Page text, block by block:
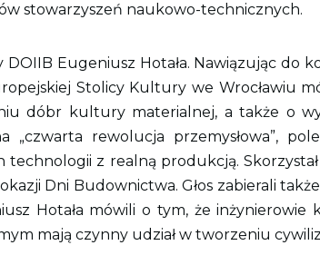
stowarzyszeń naukowo-technicznych.
Eugeniusz Hotała. Nawiązując do
Stolicy Kultury we Wrocławiu
dóbr kultury materialnej, a także o
rewolucja przemysłowa”,
z realną produkcją.
Dni Budownictwa. Głos zabierali
Hotała mówili o tym, że inżynierowie
mają czynny udział w tworzeniu